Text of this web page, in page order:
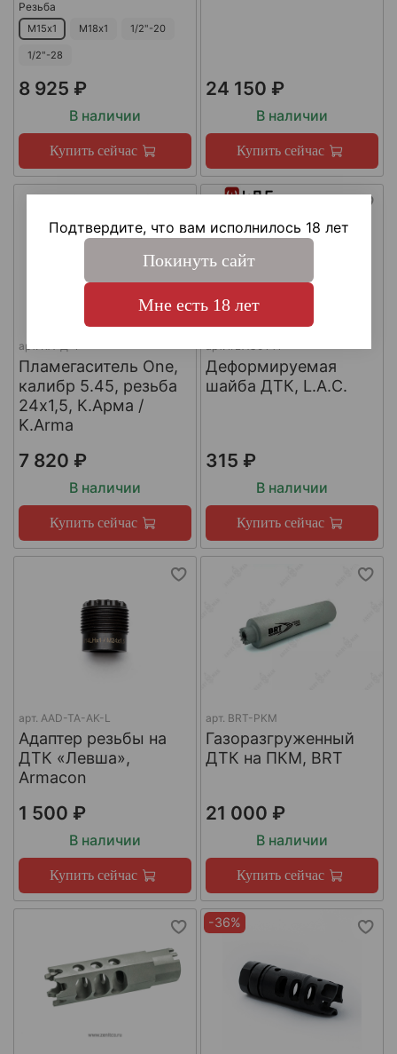
Резьба
М15х1 М18х1 1/2"-20
1/2"-28
8 925 ₽
В наличии
Купить сейчас
24 150 ₽
В наличии
Купить сейчас
арт.КА-Д-1
Пламегаситель One,
калибр 5.45, резьба
24х1,5, К.Арма /
K.Arma
7 820 ₽
В наличии
Купить сейчас
арт.#LAC0141
Деформируемая
шайба ДТК, L.A.C.
315 ₽
В наличии
Купить сейчас
арт. AAD-TA-AK-L
Адаптер резьбы на
ДТК «Левша»,
Armacon
1 500 ₽
В наличии
Купить сейчас
арт. BRT-PKM
Газоразгруженный
ДТК на ПКМ, BRT
21 000 ₽
В наличии
Купить сейчас
-36%
Подтвердите, что вам исполнилось 18 лет
Покинуть сайт
Мне есть 18 лет